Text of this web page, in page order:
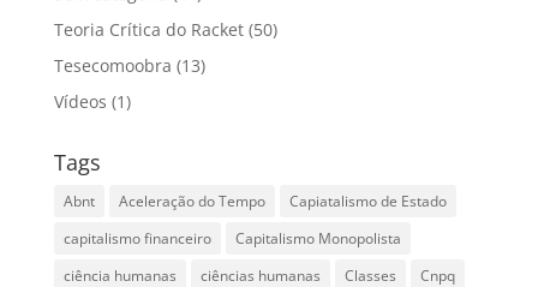
Teoria Crítica do Racket(50)
Tesecomoobra (13)
Vídeos (1)
Tags
Abnt Aceleração do Tempo
Capiatalismo de Estado
capitalismo financeiro
Capitalismo Monopolista
ciência humanas
ciências humanas Classes
Cnpq